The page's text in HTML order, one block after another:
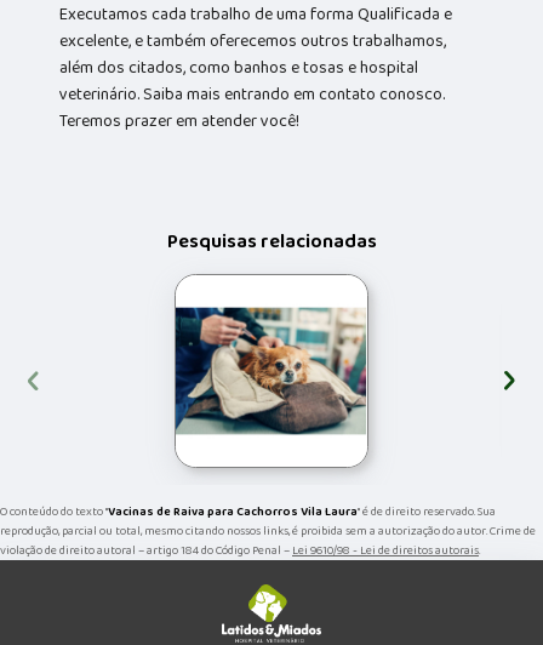
Executamos cada trabalho de uma forma Qualificada e
excelente, e também oferecemos outros trabalhamos,
além dos citados, como banhos e tosas e hospital
veterinário. Saiba mais entrando em contato conosco.
Teremos prazer em atender você!
Pesquisas relacionadas
‹ ›
O conteúdo do texto "Vacinas de Raiva para Cachorros Vila Laura" é de direito reservado. Sua
reprodução, parcial ou total, mesmo citando nossos links, é proibida sem a autorização do autor. Crime de
violação de direito autoral – artigo 184 do Código Penal –Lei 9610/98 - Lei de direitos autorais.